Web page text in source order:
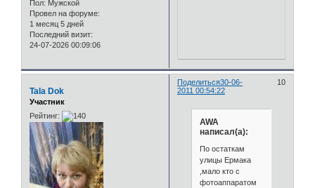
Пол: Мужской
Провел на форуме:
1 месяц 5 дней
Последний визит:
24-07-2026 00:09:06
Поделиться 10
30-06-
2011 00:54:22
Tala Dok
Участник
Рейтинг:
AWA
написал(а):
По остаткам
улицы Ермака
,мало кто с
фотоаппаратом